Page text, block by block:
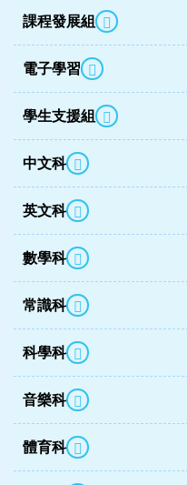
課程發展組
電子學習
學生支援組
中文科
英文科
數學科
常識科
科學科
音樂科
體育科